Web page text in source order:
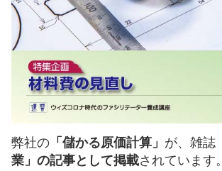
弊社の 「儲かる原価計算」 が、雑誌
業」の記事として掲載されています。